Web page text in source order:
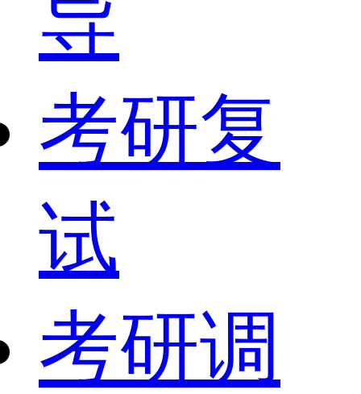
导
考研复
试
考研调